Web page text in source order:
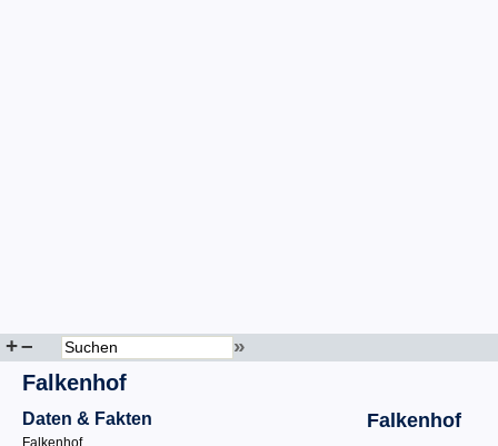
+– »
Falkenhof
Daten & Fakten
Falkenhof
Falkenhof